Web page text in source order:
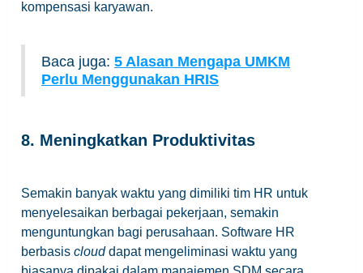
kompensasi karyawan.
Baca juga: 5 Alasan Mengapa UMKM
Perlu Menggunakan HRIS
8. Meningkatkan Produktivitas
Semakin banyak waktu yang dimiliki tim HR untuk
menyelesaikan berbagai pekerjaan, semakin
menguntungkan bagi perusahaan. Software HR
berbasis clouddapat mengeliminasi waktu yang